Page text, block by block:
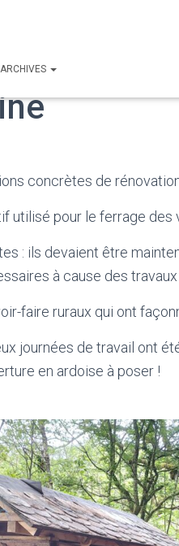
ARCHIVES
concrètes de
utilisé pour le ferrage des
: ils devaient être
à cause des travaux
faire ruraux qui ont
journées de travail ont
en ardoise à poser !